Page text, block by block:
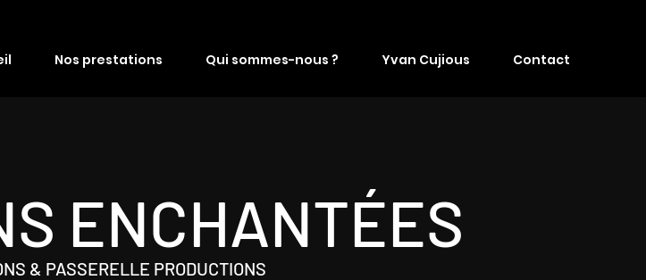
Nos prestations Qui sommes-nous ? Yvan Cujious Contact
ENCHANTÉES
& PASSERELLE PRODUCTIONS